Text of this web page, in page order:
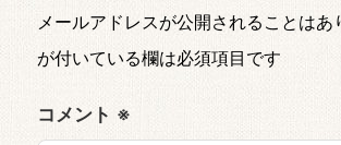
メールアドレスが公開されることはあ
が付いている欄は必須項目です
コメント ※